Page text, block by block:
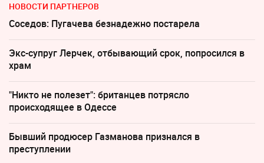
НОВОСТИ ПАРТНЕРОВ
Соседов: Пугачева безнадежно постарела
Экс-супруг Лерчек, отбывающий срок, попросился в
храм
"Никто не полезет": британцев потрясло
происходящее в Одессе
Бывший продюсер Газманова признался в
преступлении